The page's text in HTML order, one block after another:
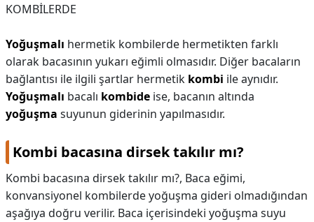
KOMBİLERDE
Yoğuşmalı hermetik kombilerde hermetikten farklı
olarak bacasının yukarı eğimli olmasıdır. Diğer bacaların
bağlantısı ile ilgili şartlar hermetik kombi ile aynıdır.
Yoğuşmalı bacalı kombide ise, bacanın altında
yoğuşma suyunun giderinin yapılmasıdır.
Kombi bacasına dirsek takılır mı?
Kombi bacasına dirsek takılır mı?, Baca eğimi,
konvansiyonel kombilerde yoğuşma gideri olmadığından
aşağıya doğru verilir. Baca içerisindeki yoğuşma suyu